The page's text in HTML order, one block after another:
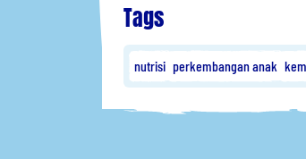
Tags
nutrisi perkembangan anak